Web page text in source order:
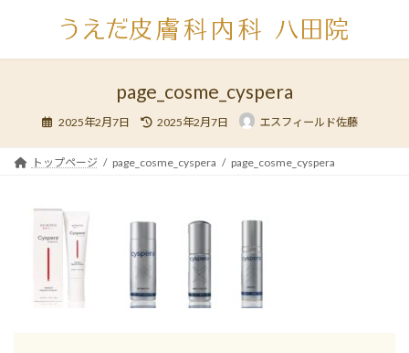
ン
ー
page_cosme_cyspera
2025年2月7日
終
新
日
時
2025年2月7日 エスフィールド佐藤
トップページ page_cosme_cyspera page_cosme_cyspera